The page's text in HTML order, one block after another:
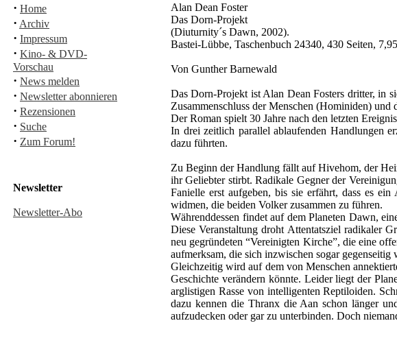
· Home
· Archiv
· Impressum
· Kino- & DVD-
Vorschau
· News melden
· Newsletter abonnieren
· Rezensionen
· Suche
· Zum Forum!
Newsletter
Newsletter-Abo
Alan Dean Foster
Das Dorn-Projekt
(Diuturnity´s Dawn, 2002).
Bastei-Lübbe, Taschenbuch 24340, 430 Seiten,
Von Gunther Barnewald
Das Dorn-Projekt ist Alan Dean Fosters dritter, in
Zusammenschluss der Menschen (Hominiden) und
Der Roman spielt 30 Jahre nach den letzten
In drei zeitlich parallel ablaufenden Handlungen
dazu führten.
Zu Beginn der Handlung fällt auf Hivehom, der
ihr Geliebter stirbt. Radikale Gegner der
Fanielle erst aufgeben, bis sie erfährt, dass es
widmen, die beiden Volker zusammen zu führen.
Währenddessen findet auf dem Planeten Dawn,
Diese Veranstaltung droht Attentatsziel radikaler
neu gegründeten “Vereinigten Kirche”, die eine
aufmerksam, die sich inzwischen sogar
Gleichzeitig wird auf dem von Menschen
Geschichte verändern könnte. Leider liegt der
arglistigen Rasse von intelligenten Reptiloiden.
dazu kennen die Thranx die Aan schon länger
aufzudecken oder gar zu unterbinden. Doch